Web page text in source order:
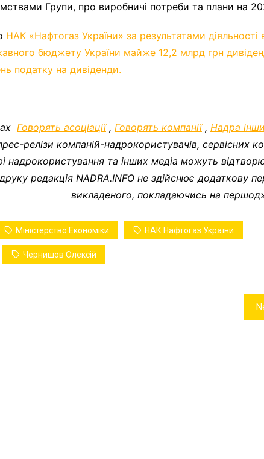
Групи, про виробничі потреби та плани на
НАК «Нафтогаз України» за результатами діяльності
бюджету України майже 12,2 млрд грн
податку на дивіденди.
Говорять асоціації, Говорять компанії, Надра
релізи компаній-надрокористувачів, сервісних
надрокористування та інших медіа можуть
редакція NADRA.INFO не здійснює додаткову
викладеного, покладаючись на
Міністерство Економіки НАК Нафтогаз України
Чернишов Олексій